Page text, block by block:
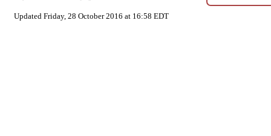
Updated Friday, 28 October 2016 at 16:58 EDT